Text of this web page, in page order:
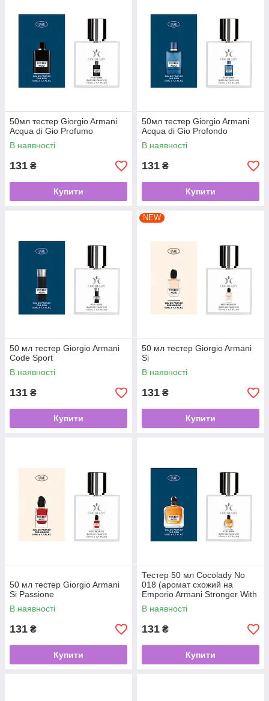
50мл тестер Giorgio Armani
Acqua di Gio Profumo
В наявності
131 ₴
Купити
50мл тестер Giorgio Armani
Acqua di Gio Profondo
В наявності
131 ₴
Купити
50 мл тестер Giorgio Armani
Code Sport
В наявності
131 ₴
Купити
NEW
50 мл тестер Giorgio Armani
Si
В наявності
131 ₴
Купити
50 мл тестер Giorgio Armani
Si Passione
В наявності
131 ₴
Купити
Тестер 50 мл Cocolady No
018 (аромат схожий на
Emporio Armani Stronger With
You)
В наявності
131 ₴
Купити